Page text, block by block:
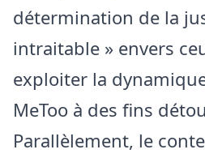
détermination de la
intraitable » envers
exploiter la
MeToo à des fins
Parallèlement, le